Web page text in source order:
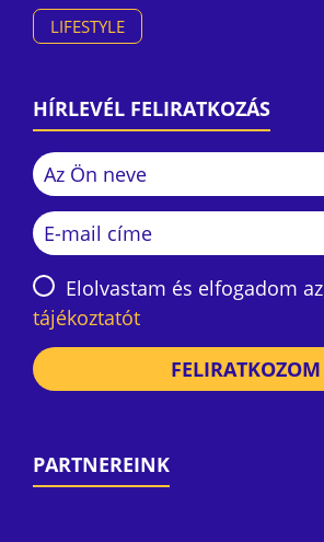
LIFESTYLE
HÍRLEVÉL FELIRATKOZÁS
Elolvastam és elfogadom az
tájékoztatót
FELIRATKOZOM
PARTNEREINK